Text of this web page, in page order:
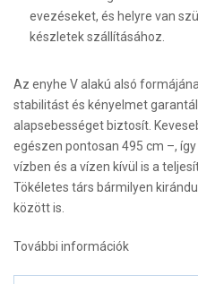
evezéseket, és helyre van
készletek szállításához.
Az enyhe V alakú alsó
stabilitást és kényelmet
alapsebességet biztosít.
egészen pontosan 495 cm –,
vízben és a vízen kívül is a
Tökéletes társ bármilyen
között is.
További információk